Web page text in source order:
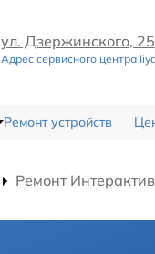
ул. Дзержинского, 25
Адрес сервисного центра
Ремонт устройств
Ремонт